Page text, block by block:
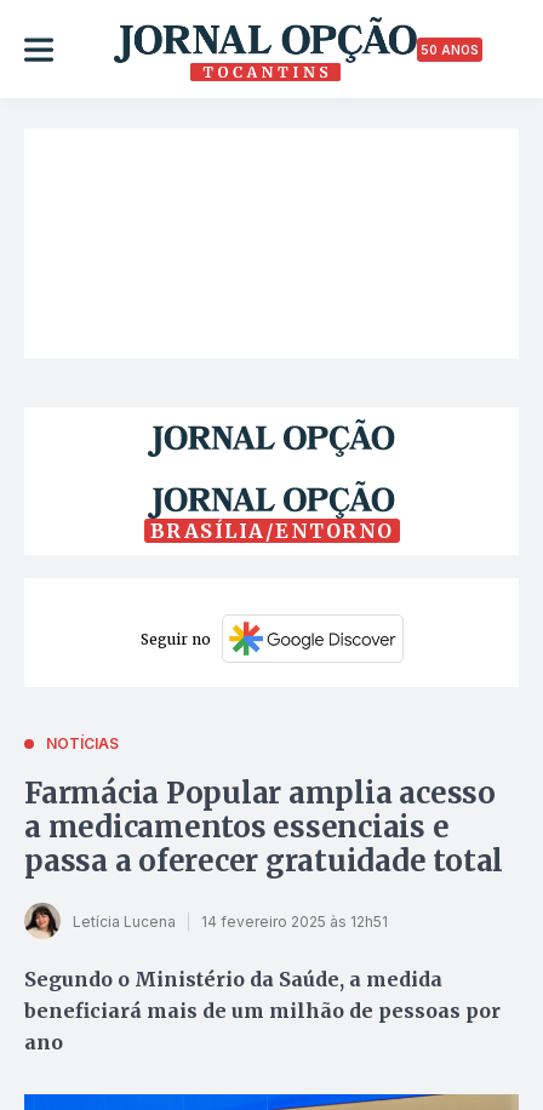
50 ANOS
BRASÍLIA/ENTORNO
Seguir no
NOTÍCIAS
Farmácia Popular amplia acesso
a medicamentos essenciais e
passa a oferecer gratuidade total
Letícia Lucena 14 fevereiro 2025 às 12h51
Segundo o Ministério da Saúde, a medida
beneficiará mais de um milhão de pessoas por
ano